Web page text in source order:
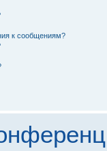
к сообщениям?